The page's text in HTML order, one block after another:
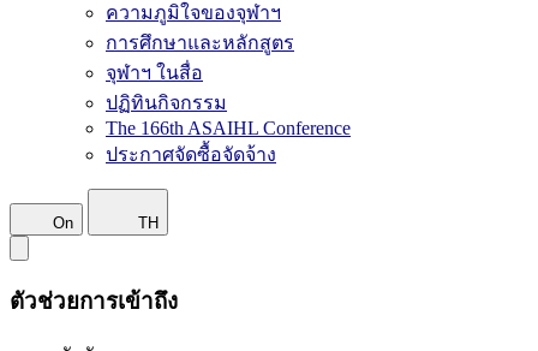
ความภูมิใจของจุฬาฯ
การศึกษาและหลักสูตร
จุฬาฯ ในสื่อ
ปฏิทินกิจกรรม
The 166th ASAIHL Conference
ประกาศจัดซื้อจัดจ้าง
On TH
ตัวช่วยการเข้าถึง